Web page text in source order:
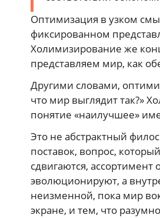
Оптимизация в узком
фиксированном
Холимизирование же
представляем мир, как
Другими словами,
что мир выглядит так?»
понятие «наилучшее»
Это не абстрактный
поставок, вопрос,
сдвигаются,
эволюционируют, а
неизменной, пока мир
экране, и тем, что